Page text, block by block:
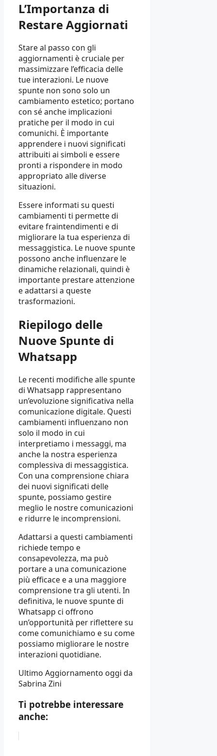
L’Importanza di
Restare Aggiornati
Stare al passo con gli
aggiornamenti è cruciale per
massimizzare l’efficacia delle
tue interazioni. Le nuove
spunte non sono solo un
cambiamento estetico; portano
con sé anche implicazioni
pratiche per il modo in cui
comunichi. È importante
apprendere i nuovi significati
attribuiti ai simboli e essere
pronti a rispondere in modo
appropriato alle diverse
situazioni.
Essere informati su questi
cambiamenti ti permette di
evitare fraintendimenti e di
migliorare la tua esperienza di
messaggistica. Le nuove spunte
possono anche influenzare le
dinamiche relazionali, quindi è
importante prestare attenzione
e adattarsi a queste
trasformazioni.
Riepilogo delle
Nuove Spunte di
Whatsapp
Le recenti modifiche alle spunte
di Whatsapp rappresentano
un’evoluzione significativa nella
comunicazione digitale. Questi
cambiamenti influenzano non
solo il modo in cui
interpretiamo i messaggi, ma
anche la nostra esperienza
complessiva di messaggistica.
Con una comprensione chiara
dei nuovi significati delle
spunte, possiamo gestire
meglio le nostre comunicazioni
e ridurre le incomprensioni.
Adattarsi a questi cambiamenti
richiede tempo e
consapevolezza, ma può
portare a una comunicazione
più efficace e a una maggiore
comprensione tra gli utenti. In
definitiva, le nuove spunte di
Whatsapp ci offrono
un’opportunità per riflettere su
come comunichiamo e su come
possiamo migliorare le nostre
interazioni quotidiane.
Ultimo Aggiornamento oggi da
Sabrina Zini
Ti potrebbe interessare
anche: